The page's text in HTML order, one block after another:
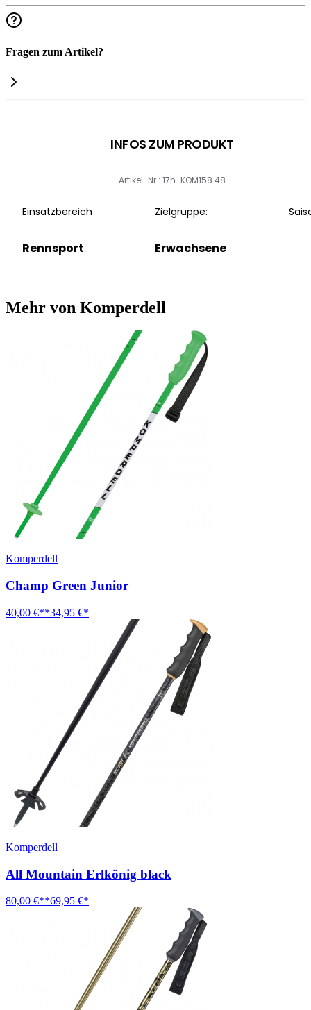
Fragen zum Artikel?
INFOS ZUM PRODUKT
Artikel-Nr.: 17h-KOM158.48
Einsatzbereich
Rennsport
Zielgruppe:
Erwachsene
Mehr von Komperdell
Komperdell
Champ Green Junior
40,00 €**34,95 €*
Komperdell
All Mountain Erlkönig black
80,00 €**69,95 €*